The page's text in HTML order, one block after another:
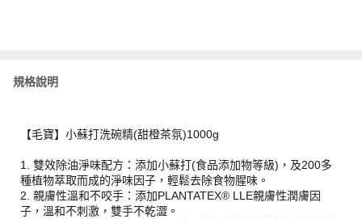
規格說明
【毛寶】小蘇打洗碗精(甜橙茶氛)1000g
1. 雙效除油淨味配方：添加小蘇打(食品添加物等級)，及200多
種植物萃取而成的淨味因子，輕鬆去除食物腥味。
2. 親膚性溫和不咬手：添加PLANTATEX® LLE親膚性潤膚因
子，溫和不刺激，雙手不乾澀。